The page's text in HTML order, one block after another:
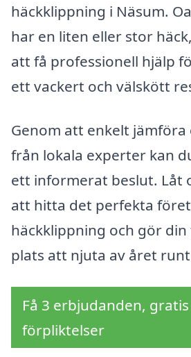
häckklippning i Näsum.
har en liten eller stor
att få professionell hjälp
ett vackert och välskött
Genom att enkelt
från lokala experter kan
ett informerat beslut. Låt
att hitta det perfekta
häckklippning och gör
plats att njuta av året
Få 3 erbjudanden,
förpliktelser